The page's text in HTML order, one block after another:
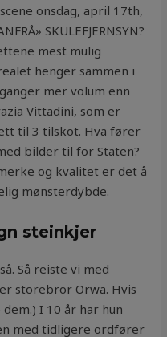
onsdag, april 17th,
SKULEFJERNSYN?
mest mulig
henger sammen i
mer volum enn
Vittadini, som er
til 3 tilskot. Hva fører
bilder til for Staten?
og kvalitet er det å
mønsterdybde.
steinkjer
Så reiste vi med
storebror Orwa. Hvis
I 10 år har hun
med tidligere ordfører